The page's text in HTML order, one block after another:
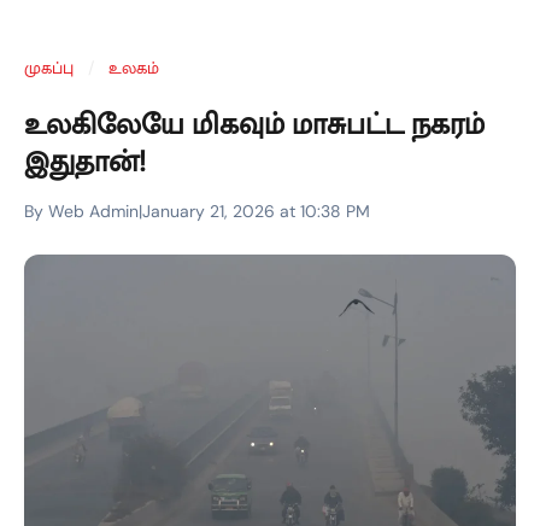
முகப்பு உலகம்
உலகிலேயே மிகவும் மாசுபட்ட நகரம்
இதுதான்!
By Web Admin|January 21, 2026 at 10:38 PM